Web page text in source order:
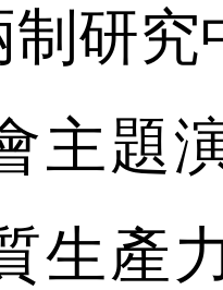
研究
主題
生產